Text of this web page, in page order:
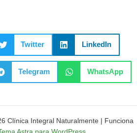
Twitter LinkedIn
Telegram WhatsApp
Clínica Integral Naturalmente | Funciona